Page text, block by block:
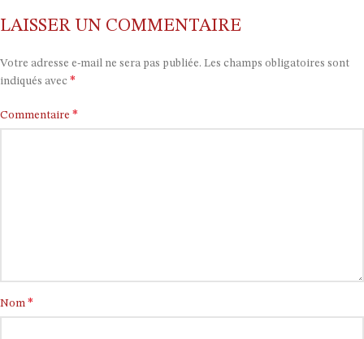
LAISSER UN COMMENTAIRE
Votre adresse e-mail ne sera pas publiée. Les champs obligatoires sont
indiqués avec *
Commentaire *
Nom *